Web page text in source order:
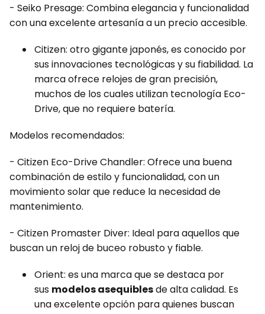
- Seiko Presage: Combina elegancia y funcionalidad
con una excelente artesanía a un precio accesible.
Citizen: otro gigante japonés, es conocido por
sus innovaciones tecnológicas y su fiabilidad. La
marca ofrece relojes de gran precisión,
muchos de los cuales utilizan tecnología Eco-
Drive, que no requiere batería.
Modelos recomendados:
- Citizen Eco-Drive Chandler: Ofrece una buena
combinación de estilo y funcionalidad, con un
movimiento solar que reduce la necesidad de
mantenimiento.
- Citizen Promaster Diver: Ideal para aquellos que
buscan un reloj de buceo robusto y fiable.
Orient: es una marca que se destaca por
sus modelos asequiblesde alta calidad. Es
una excelente opción para quienes buscan